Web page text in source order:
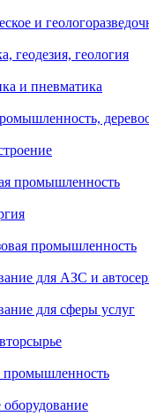
и
геодезия, геология
и пневматика
промышленность
промышленность
для АЗС и
для сферы услуг